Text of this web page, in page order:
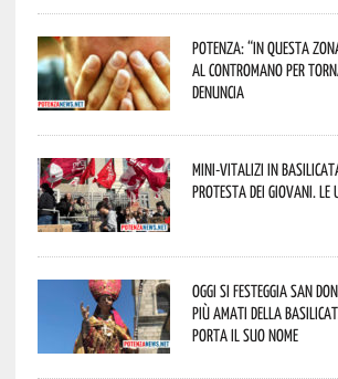
Potenza: “In questa
al contromano per
denuncia
Mini-vitalizi in
protesta dei giovani. Le
Oggi si festeggia San
più amati della
porta il suo nome